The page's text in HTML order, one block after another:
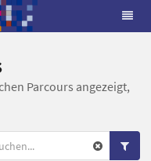
Parcours angezeigt,